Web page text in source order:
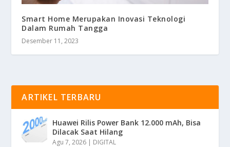
Smart Home Merupakan Inovasi Teknologi
Dalam Rumah Tangga
Desember 11, 2023
ARTIKEL TERBARU
Huawei Rilis Power Bank 12.000 mAh, Bisa
Dilacak Saat Hilang
Agu 7, 2026 | DIGITAL